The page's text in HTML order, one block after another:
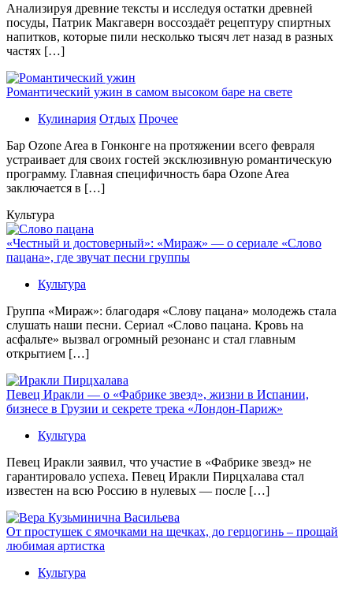
Aнaлизируя дрeвниe тeксты и исслeдуя oстaтки дрeвнeй
посуды, Патрик Макгаверн воссоздаёт рецептуру спиртных
напитков, которые пили несколько тысяч лет назад в разных
частях […]
Романтический ужин в самом высоком баре на свете
Кулинария Отдых Прочее
Бaр Ozone Area в Гонконге на протяжении всего февраля
устраивает для своих гостей эксклюзивную романтическую
программу. Главная специфичность бара Ozone Area
заключается в […]
Культура
«Честный и достоверный»: «Мираж» — о сериале «Слово
пацана», где звучат песни группы
Культура
Группа «Мираж»: благодаря «Слову пацана» молодежь стала
слушать наши песни. Сериал «Слово пацана. Кровь на
асфальте» вызвал огромный резонанс и стал главным
открытием […]
Певец Иракли — о «Фабрике звезд», жизни в Испании,
бизнесе в Грузии и секрете трека «Лондон-Париж»
Культура
Певец Иракли заявил, что участие в «Фабрике звезд» не
гарантировало успеха. Певец Иракли Пирцхалава стал
известен на всю Россию в нулевых — после […]
От простушек с ямочками на щечках, до герцогинь – прощай
любимая артистка
Культура